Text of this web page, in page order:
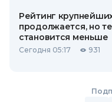
Рейтинг
продолжается, но
становится меньше
Сегодня 05:17 931